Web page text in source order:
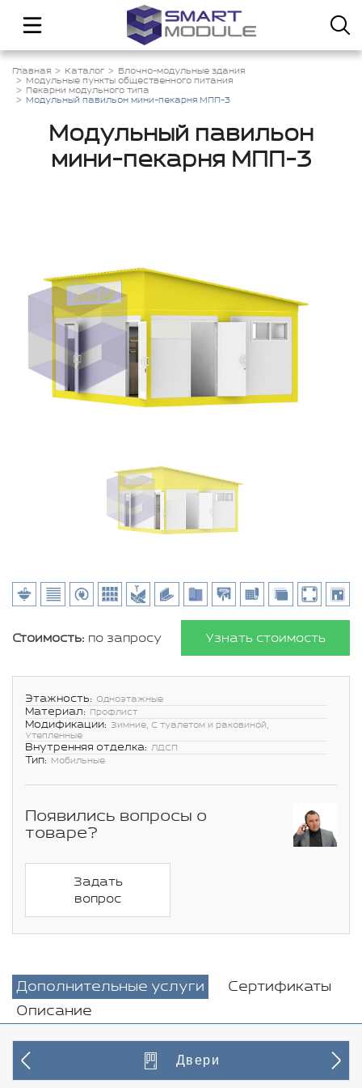
Главная Каталог
Блочно-модульные здания
Модульные пункты общественного питания
Пекарни модульного типа
Модульный павильон мини-пекарня МПП-3
Модульный павильон
мини-пекарня МПП-3
Стоимость: по запросу Узнать стоимость
Этажность: Одноэтажные
Материал: Профлист
Модификации: Зимние, С туалетом и раковиной,
Утепленные
Внутренняя отделка: ЛДСП
Тип: Мобильные
Появились вопросы о
товаре?
Задать
вопрос
Дополнительные услуги
Сертификаты
Описание
Двери